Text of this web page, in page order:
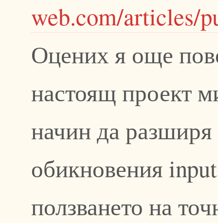
web.com/articles/
Оцених я още
настоящ проект
начин да
обикновения
ползването на